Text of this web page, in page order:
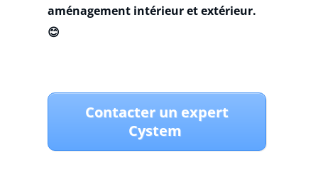
aménagement intérieur et extérieur.
😊
Contacter un expert
Cystem